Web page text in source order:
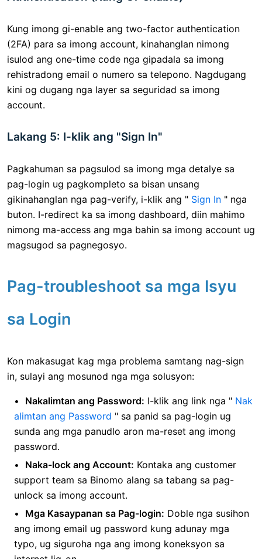
Kung imong gi-enable ang two-factor authentication
(2FA) para sa imong account, kinahanglan nimong
isulod ang one-time code nga gipadala sa imong
rehistradong email o numero sa telepono. Nagdugang
kini og dugang nga layer sa seguridad sa imong
account.
Lakang 5: I-klik ang "Sign In"
Pagkahuman sa pagsulod sa imong mga detalye sa
pag-login ug pagkompleto sa bisan unsang
gikinahanglan nga pag-verify, i-klik ang " Sign In " nga
buton. I-redirect ka sa imong dashboard, diin mahimo
nimong ma-access ang mga bahin sa imong account ug
magsugod sa pagnegosyo.
Pag-troubleshoot sa mga Isyu
sa Login
Kon makasugat kag mga problema samtang nag-sign
in, sulayi ang mosunod nga mga solusyon:
Nakalimtan ang Password: I-klik ang link nga " Nak
alimtan ang Password " sa panid sa pag-login ug
sunda ang mga panudlo aron ma-reset ang imong
password.
Naka-lock ang Account: Kontaka ang customer
support team sa Binomo alang sa tabang sa pag-
unlock sa imong account.
Mga Kasaypanan sa Pag-login: Doble nga susihon
ang imong email ug password kung adunay mga
typo, ug siguroha nga ang imong koneksyon sa